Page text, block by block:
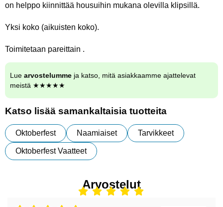
on helppo kiinnittää housuihin mukana olevilla klipsillä.
Yksi koko (aikuisten koko).
Toimitetaan pareittain .
Lue arvostelumme ja katso, mitä asiakkaamme ajattelevat
meistä ★★★★★
Katso lisää samankaltaisia tuotteita
Oktoberfest Naamiaiset Tarvikkeet
Oktoberfest Vaatteet
Arvostelut